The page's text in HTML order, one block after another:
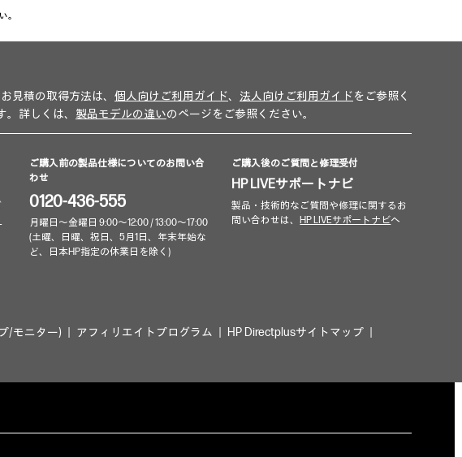
。
見積の取得方法は、 個人向けご利用ガイド、 法人向けご利用ガイドをご参照く
詳しくは、 製品モデルの違いのページをご参照ください。
ご購入前の製品仕様についてのお問い合
わせ
0120-436-555
月曜日～金曜日 9:00～12:00 / 13:00～17:00
(土曜、日曜、祝日、5月1日、年末年始な
ど、日本HP指定の休業日を除く)
ご購入後のご質問と修理受付
HP LIVEサポートナビ
製品・技術的なご質問や修理に関するお
問い合わせは、HP LIVEサポートナビへ
/モニター) アフィリエイトプログラム
HP Directplusサイトマップ